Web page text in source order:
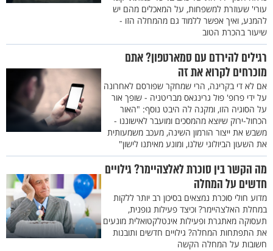
עורי' שעוזרת למשפחות, על המאכלים מהם יש
להמנע, ואיך אפשר ללמוד גם מהמחלה הזו -
שיעור בהכרת הטוב
רגילים להירדם עם סמארטפון? אתם
מוכרחים לקרוא את זה
אם לא די בקרינה, הרי שמחקר שפורסם לאחרונה
על ידי פרופ' פול גרינגאס מבריטניה - שופך אור
על הסוגיה הזו, ומקנה לה היבט נוסף: "האור
הכחול-ירוק שיוצא מהמסכים ומועבר לאישוננו -
משבש את ייצור הורמון השינה, מעכב משמעותית
את השעון הביולוגי שלנו, ומונע מאיתנו לישון"
מה הקשר בין סוכרת לאלצהיימר? גילויים
חדשים על המחלה
מדוע חולי סוכרת נמצאים בסיכון רב יותר ללקות
במחלת האלצהיימר? וכיצד פעילות גופנית,
תעסוקה מאתגרת ופעילות אינטלקטואלית מונעים
את התפתחות המחלה? גילויים חדשים ותובנות
חשובות על המחלה הקשה